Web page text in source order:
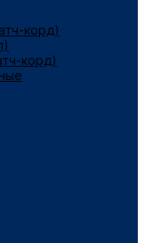
корд)
корд)